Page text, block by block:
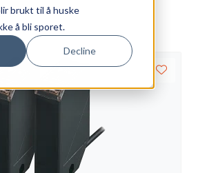
brukt til å huske
å bli sporet.
Decline